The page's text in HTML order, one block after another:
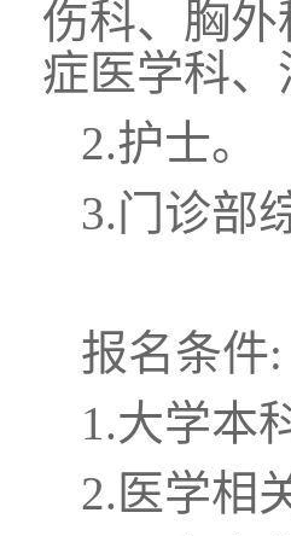
伤科、胸
症医学科、
2.护士。
3.门诊部
报名条件:
1.大学本
2.医学相